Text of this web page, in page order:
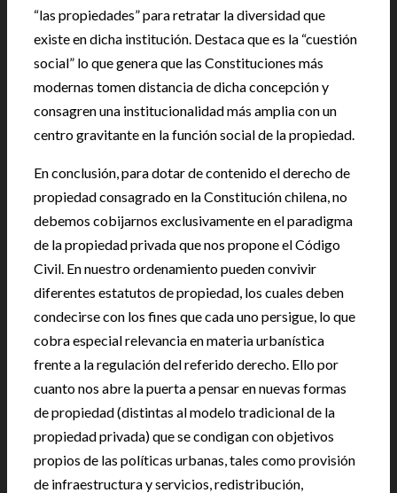
“las propiedades” para retratar la diversidad que
existe en dicha institución. Destaca que es la “cuestión
social” lo que genera que las Constituciones más
modernas tomen distancia de dicha concepción y
consagren una institucionalidad más amplia con un
centro gravitante en la función social de la propiedad.
En conclusión, para dotar de contenido el derecho de
propiedad consagrado en la Constitución chilena, no
debemos cobijarnos exclusivamente en el paradigma
de la propiedad privada que nos propone el Código
Civil. En nuestro ordenamiento pueden convivir
diferentes estatutos de propiedad, los cuales deben
condecirse con los fines que cada uno persigue, lo que
cobra especial relevancia en materia urbanística
frente a la regulación del referido derecho. Ello por
cuanto nos abre la puerta a pensar en nuevas formas
de propiedad (distintas al modelo tradicional de la
propiedad privada) que se condigan con objetivos
propios de las políticas urbanas, tales como provisión
de infraestructura y servicios, redistribución,